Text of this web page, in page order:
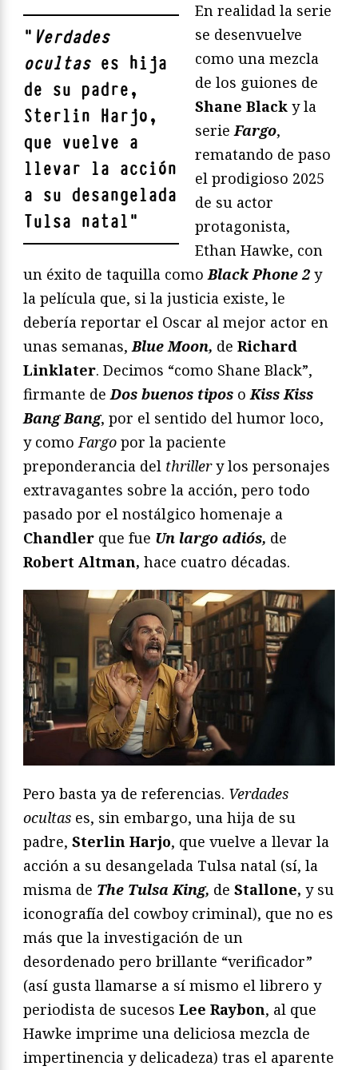
" Verdades
ocultases hija
de su padre,
Sterlin Harjo,
que vuelve a
llevar la acción
a su desangelada
Tulsa natal"
En realidad la serie
se desenvuelve
como una mezcla
de los guiones de
Shane Black y la
serieFargo,
rematando de paso
el prodigioso 2025
de su actor
protagonista,
Ethan Hawke, con
un éxito de taquilla comoBlack Phone 2 y
la película que, si la justicia existe, le
debería reportar el Oscar al mejor actor en
unas semanas,Blue Moon, de Richard
Linklater. Decimos “como Shane Black”,
firmante deDos buenos tipos oKiss Kiss
Bang Bang, por el sentido del humor loco,
y comoFargo por la paciente
preponderancia del thrillery los personajes
extravagantes sobre la acción, pero todo
pasado por el nostálgico homenaje a
Chandler que fue Un largo adiós, de
Robert Altman, hace cuatro décadas.
Pero basta ya de referencias. Verdades
ocultas es, sin embargo, una hija de su
padre, Sterlin Harjo, que vuelve a llevar la
acción a su desangelada Tulsa natal (sí, la
misma de The Tulsa King, de Stallone, y su
iconografía del cowboy criminal), que no es
más que la investigación de un
desordenado pero brillante “verificador”
(así gusta llamarse a sí mismo el librero y
periodista de sucesos Lee Raybon, al que
Hawke imprime una deliciosa mezcla de
impertinencia y delicadeza) tras el aparente